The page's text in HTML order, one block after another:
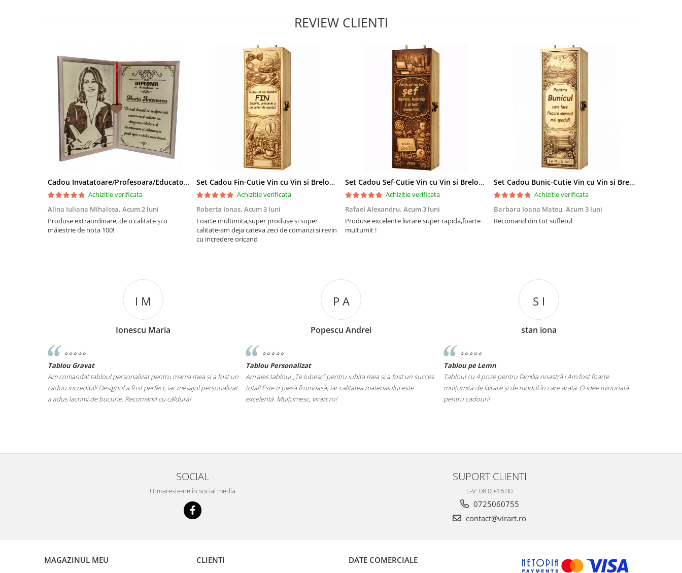
REVIEW CLIENTI
Cadou Invatatoare/Profesoara/Educatoare "Catalogul Amintirilor"
Achizitie verificata
Alina Iuliana Mihalcea, Acum 2 luni
Produse extraordinare, de o calitate și o
măiestrie de nota 100!
Set Cadou Fin-Cutie Vin cu Vin si Breloc Personalizate
Achizitie verificata
Roberta Ionas, Acum 3 luni
Foarte multimita,super produse si super
calitate-am deja cateva zeci de comanzi si revin
cu incredere oricand
Set Cadou Sef-Cutie Vin cu Vin si Breloc Personalizate
Achizitie verificata
Rafael Alexandru, Acum 3 luni
Produse excelente livrare super rapida,foarte
multumit !
Set Cadou Bunic-Cutie Vin cu Vin si Breloc Personalizate
Achizitie verificata
Barbara Ioana Mateu, Acum 3 luni
Recomand din tot sufletul
I M
Ionescu Maria
⭐️⭐️⭐️⭐️⭐️
Tablou Gravat
Am comandat tabloul personalizat pentru mama mea și a fost un
cadou incredibil! Designul a fost perfect, iar mesajul personalizat
a adus lacrimi de bucurie. Recomand cu căldură!
P A
Popescu Andrei
⭐️⭐️⭐️⭐️⭐️
Tablou Personalizat
Am ales tabloul „Te Iubesc” pentru iubita mea și a fost un succes
total! Este o piesă frumoasă, iar calitatea materialului este
excelentă. Mulțumesc, virart.ro!
S I
stan iona
⭐️⭐️⭐️⭐️⭐️
Tablou pe Lemn
Tabloul cu 4 poze pentru familia noastră ! Am fost foarte
mulțumită de livrare și de modul în care arată. O idee minunată
pentru cadouri!
SOCIAL
Urmareste-ne in social media
SUPORT CLIENTI
L-V: 08:00-16:00
0725060755
contact@virart.ro
MAGAZINUL MEU CLIENTI DATE COMERCIALE